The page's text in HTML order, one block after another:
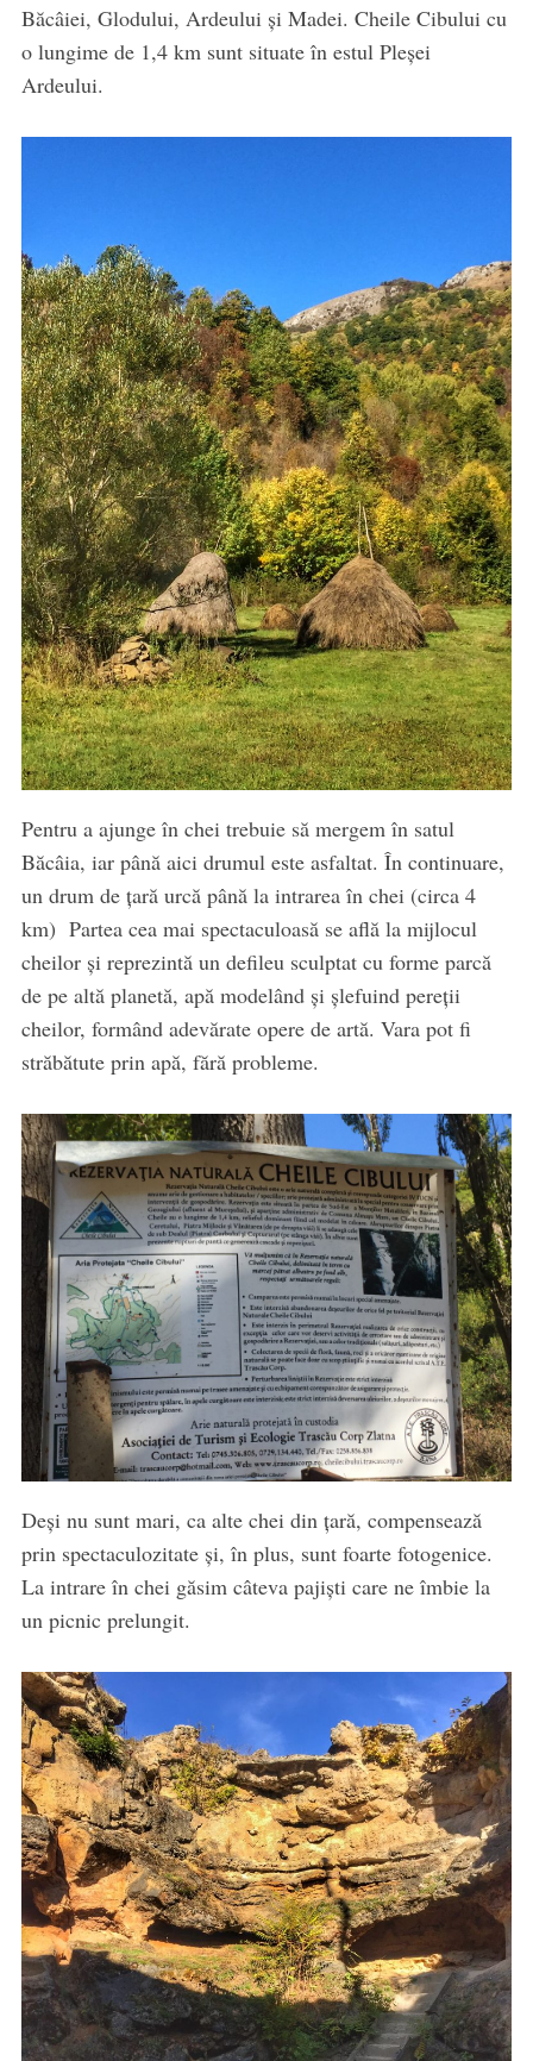
Băcâiei, Glodului, Ardeului şi Madei. Cheile Cibului cu
o lungime de 1,4 km sunt situate în estul Pleşei
Ardeului.
Pentru a ajunge în chei trebuie să mergem în satul
Băcâia, iar până aici drumul este asfaltat. În continuare,
un drum de ţară urcă până la intrarea în chei (circa 4
km) Partea cea mai spectaculoasă se află la mijlocul
cheilor și reprezintă un defileu sculptat cu forme parcă
de pe altă planetă, apă modelând și șlefuind pereții
cheilor, formând adevărate opere de artă. Vara pot fi
străbătute prin apă, fără probleme.
Deși nu sunt mari, ca alte chei din țară, compensează
prin spectaculozitate și, în plus, sunt foarte fotogenice.
La intrare în chei găsim câteva pajiști care ne îmbie la
un picnic prelungit.